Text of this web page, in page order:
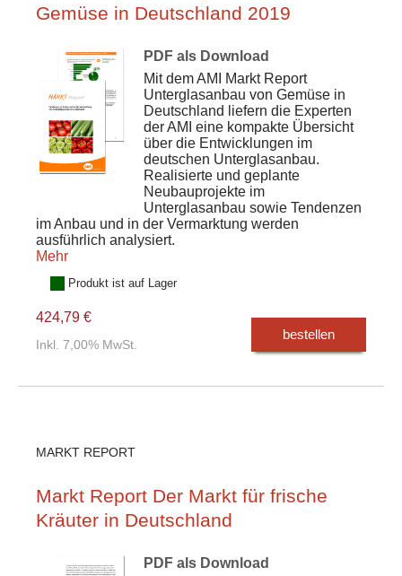
Gemüse in Deutschland 2019
PDF als Download
Mit dem AMI Markt Report
Unterglasanbau von Gemüse in
Deutschland liefern die Experten
der AMI eine kompakte Übersicht
über die Entwicklungen im
deutschen Unterglasanbau.
Realisierte und geplante
Neubauprojekte im
Unterglasanbau sowie Tendenzen
im Anbau und in der Vermarktung werden
ausführlich analysiert.
Mehr
Produkt ist auf Lager
424,79 €
Inkl. 7,00% MwSt.
bestellen
MARKT REPORT
Markt Report Der Markt für frische
Kräuter in Deutschland
PDF als Download